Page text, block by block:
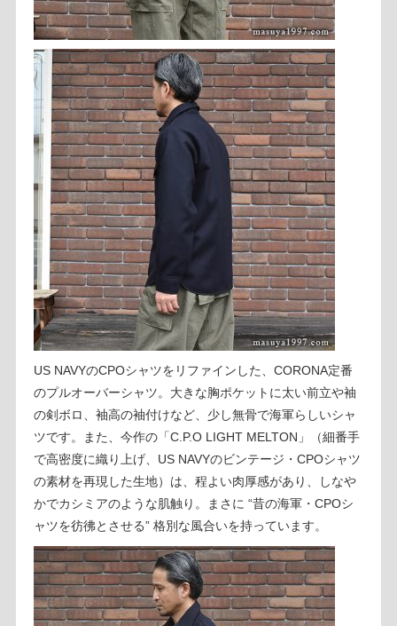
US NAVYのCPOシャツをリファインした、CORONA定番
のプルオーバーシャツ。大きな胸ポケットに太い前立や袖
の剣ボロ、袖高の袖付けなど、少し無骨で海軍らしいシャ
ツです。また、今作の「C.P.O LIGHT MELTON」（細番手
で高密度に織り上げ、US NAVYのビンテージ・CPOシャツ
の素材を再現した生地）は、程よい肉厚感があり、しなや
かでカシミアのような肌触り。まさに “昔の海軍・CPOシ
ャツを彷彿とさせる” 格別な風合いを持っています。